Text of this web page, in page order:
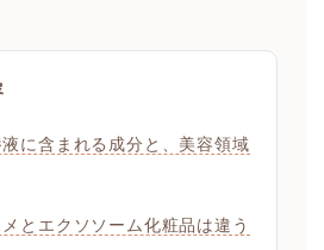
に含まれる成分と、美容領域
とエクソソーム化粧品は違う